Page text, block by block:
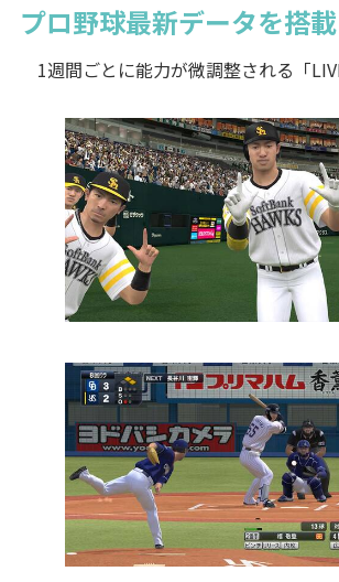
プロ野球最新データを搭載
1週間ごとに能力が微調整される「